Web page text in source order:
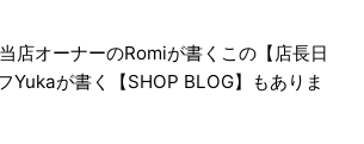
店オーナーのRomiが書くこの【店長日
Yukaが書く【SHOP BLOG】もありま